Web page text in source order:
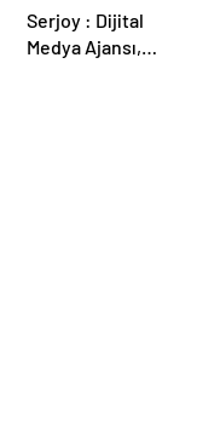
Serjoy : Dijital
Medya Ajansı,